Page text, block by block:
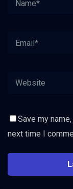
Save my
next time I